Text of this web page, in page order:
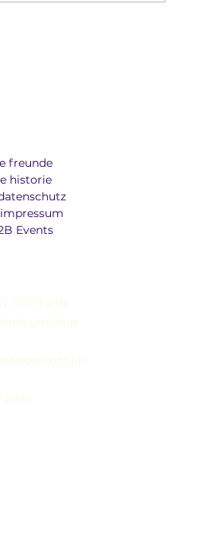
freunde
historie
Events
31571468
Köln